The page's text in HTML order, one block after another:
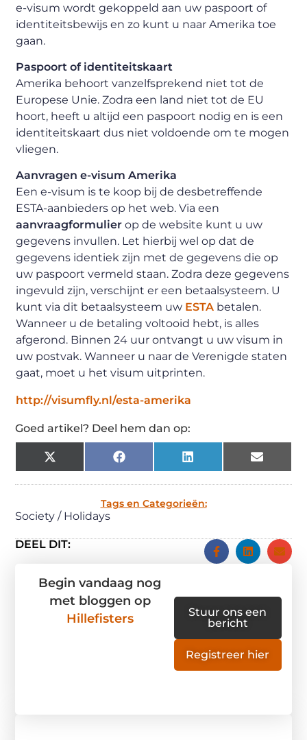
e-visum wordt gekoppeld aan uw paspoort of
identiteitsbewijs en zo kunt u naar Amerika toe
gaan.
Paspoort of identiteitskaart
Amerika behoort vanzelfsprekend niet tot de
Europese Unie. Zodra een land niet tot de EU
hoort, heeft u altijd een paspoort nodig en is een
identiteitskaart dus niet voldoende om te mogen
vliegen.
Aanvragen e-visum Amerika
Een e-visum is te koop bij de desbetreffende
ESTA-aanbieders op het web. Via een
aanvraagformulier op de website kunt u uw
gegevens invullen. Let hierbij wel op dat de
gegevens identiek zijn met de gegevens die op
uw paspoort vermeld staan. Zodra deze gegevens
ingevuld zijn, verschijnt er een betaalsysteem. U
kunt via dit betaalsysteem uw ESTA betalen.
Wanneer u de betaling voltooid hebt, is alles
afgerond. Binnen 24 uur ontvangt u uw visum in
uw postvak. Wanneer u naar de Verenigde staten
gaat, moet u het visum uitprinten.
http://visumfly.nl/esta-amerika
Goed artikel? Deel hem dan op:
X
(Twitter)
Facebook LinkedIn Email
Tags en Categorieën:
Society / Holidays
DEEL DIT:
Begin vandaag nog
met bloggen op
Hillefisters
Stuur ons een
bericht
Registreer hier